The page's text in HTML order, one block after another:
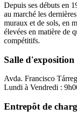
Depuis ses débuts en
au marché les
muraux et de sols, en
élevées en matière de
compétitifs.
Salle d'exposition
Avda. Francisco
Lundi à Vendredi :
Entrepôt de